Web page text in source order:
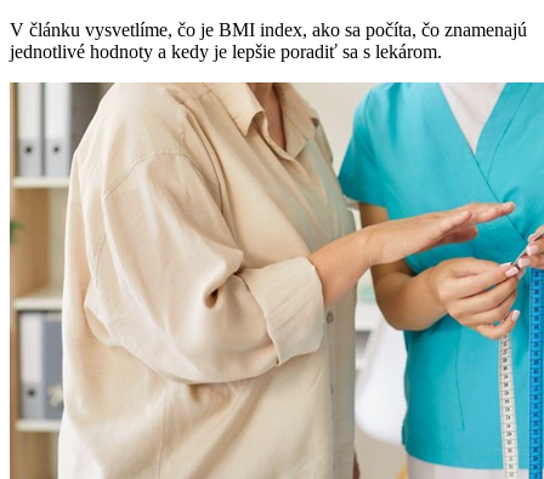
V článku vysvetlíme, čo je BMI index, ako sa počíta, čo znamenajú
jednotlivé hodnoty a kedy je lepšie poradiť sa s lekárom.